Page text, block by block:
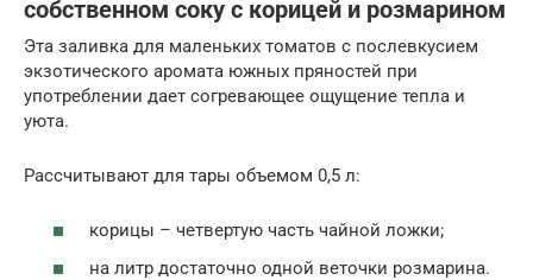
собственном соку с корицей и розмарином
Эта заливка для маленьких томатов с послевкусием
экзотического аромата южных пряностей при
употреблении дает согревающее ощущение тепла и
уюта.
Рассчитывают для тары объемом 0,5 л:
корицы – четвертую часть чайной ложки;
на литр достаточно одной веточки розмарина.